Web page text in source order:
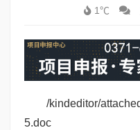
1℃
/kindeditor/
5.doc